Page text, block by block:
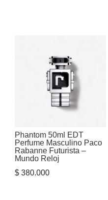
Phantom 50ml EDT
Perfume Masculino Paco
Rabanne Futurista –
Mundo Reloj
$ 380.000